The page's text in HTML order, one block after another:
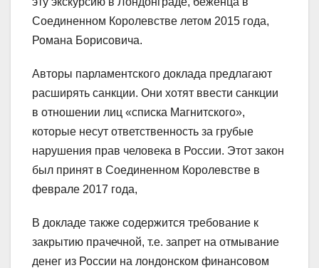
Соединенном Королевстве летом 2015 года,
Романа Борисовича.
Авторы парламентского доклада предлагают
расширять санкции. Они хотят ввести санкции
в отношении лиц «списка Магнитского»,
которые несут ответственность за грубые
нарушения прав человека в России. Этот закон
был принят в Соединенном Королевстве в
феврале 2017 года,
В докладе также содержится требование к
закрытию прачечной, т.е. запрет на отмывание
денег из России на лондонском финансовом